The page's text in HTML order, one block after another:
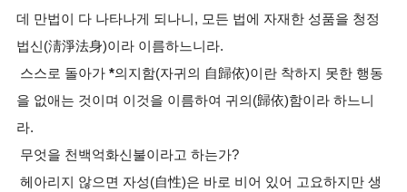
데 만법이 다 나타나게 되나니, 모든 법에 자재한 성품을 청정
법신(淸淨法身)이라 이름하느니라.
스스로 돌아가 *의지함(자귀의 自歸依)이란 착하지 못한 행동
을 없애는 것이며 이것을 이름하여 귀의(歸依)함이라 하느니
라.
무엇을 천백억화신불이라고 하는가?
헤아리지 않으면 자성(自性)은 바로 비어 있어 고요하지만 생